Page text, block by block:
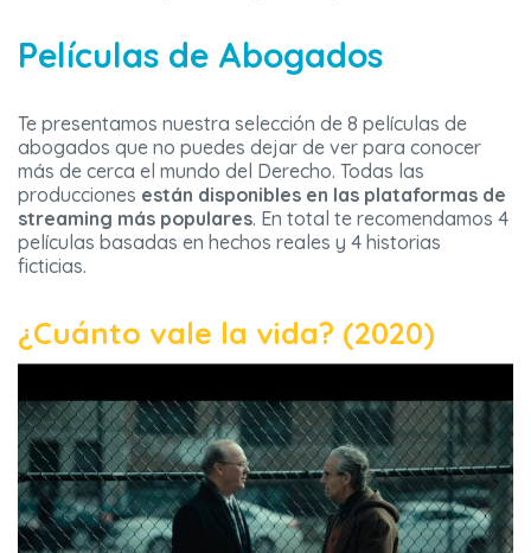
Películas de Abogados
Te presentamos nuestra selección de 8 películas de
abogados que no puedes dejar de ver para conocer
más de cerca el mundo del Derecho. Todas las
producciones están disponibles en las plataformas de
streaming más populares. En total te recomendamos 4
películas basadas en hechos reales y 4 historias
ficticias.
¿Cuánto vale la vida? (2020)